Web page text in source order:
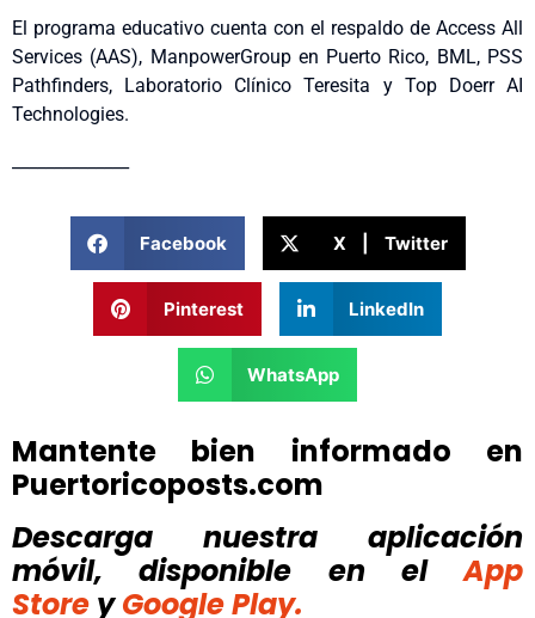
El programa educativo cuenta con el respaldo de Access All
Services (AAS), ManpowerGroup en Puerto Rico, BML, PSS
Pathfinders, Laboratorio Clínico Teresita y Top Doerr AI
Technologies.
Facebook X | Twitter
Pinterest LinkedIn
WhatsApp
Mantente bien informado en
Puertoricoposts.com
Descarga nuestra aplicación
móvil, disponible
en el
App
Store y Google Play.